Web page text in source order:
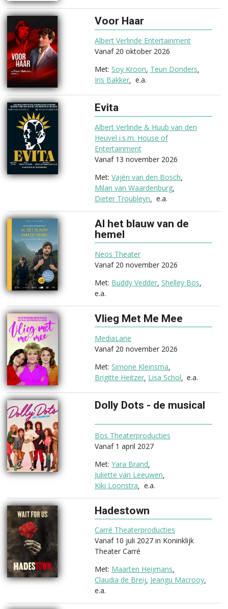
Voor Haar
Albert Verlinde Entertainment
Vanaf 20 oktober 2026
Soy Kroon Teun Donders
Iris Bakker
e.a.
Evita
Albert Verlinde & Huub van den
Heuvel i.s.m. House of
Entertainment
Vanaf 13 november 2026
Vajèn van den Bosch
Milan van Waardenburg
Dieter Troubleyn
e.a.
Al het blauw van de
hemel
Neos Theater
Vanaf 20 november 2026
Buddy Vedder Shelley Bos
e.a.
Vlieg Met Me Mee
MediaLane
Vanaf 20 november 2026
Simone Kleinsma
Brigitte Heitzer Lisa Schol e.a.
Dolly Dots - de musical
Bos Theaterproducties
Vanaf 1 april 2027
Yara Brand
Juliëtte van Leeuwen
Kiki Loonstra
e.a.
Hadestown
Carré Theaterproducties
Vanaf 10 juli 2027 in Koninklijk
Theater Carré
Maarten Heijmans
Claudia de Breij Jeangu Macrooy
e.a.